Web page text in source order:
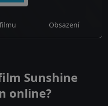
Obsazení
Sunshine
online?